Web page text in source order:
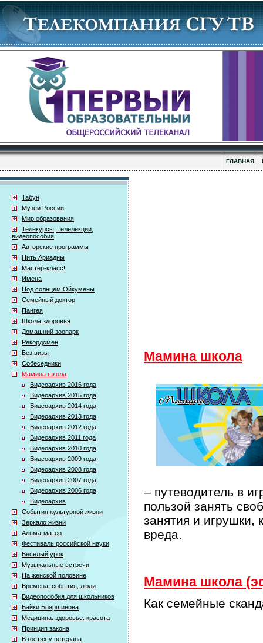
ГЛАВНАЯ
Табун
Музеи России
Мир образования
Телекурсы, телелекции,
видеопособия
Авторские программы
Нить Ариадны
Мастер-класс!
Имена
Под солнцем Ойкумены
Семейный доктор
Пангея
Школа здоровья
Домашний зоопарк
Рекордсмен
Без визы
Собеседники
Мамина школа
Видеоархив 2016 года
Видеоархив 2015 года
Видеоархив 2014 года
Видеоархив 2013 года
Видеоархив 2012 года
Видеоархив 2011 года
Видеоархив 2010 года
Видеоархив 2009 года
Видеоархив 2008 года
Видеоархив 2007 года
Видеоархив 2006 года
Видеоархив
События культурной жизни
Зеркало жизни
Альма-матер
Фестиваль российской науки
Веселый урок
Музыкальные встречи
На женской половине
Времена, события, люди
Видеопособия для школьников
Байки Бояршинова
Медицина. здоровье. красота
Принцип закона
В гостях у ветерана
Мамина школа
– путеводитель в
пользой занять
занятия и игрушки,
вреда.
Мамина школа
Как семейные